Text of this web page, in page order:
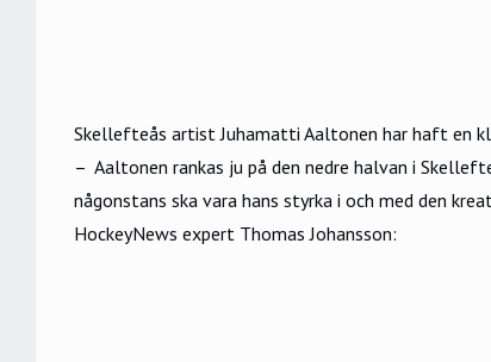
Skellefteås artist Juhamatti Aaltonen har haft en
– Aaltonen rankas ju på den nedre halvan i
någonstans ska vara hans styrka i och med den
HockeyNews expert Thomas Johansson: